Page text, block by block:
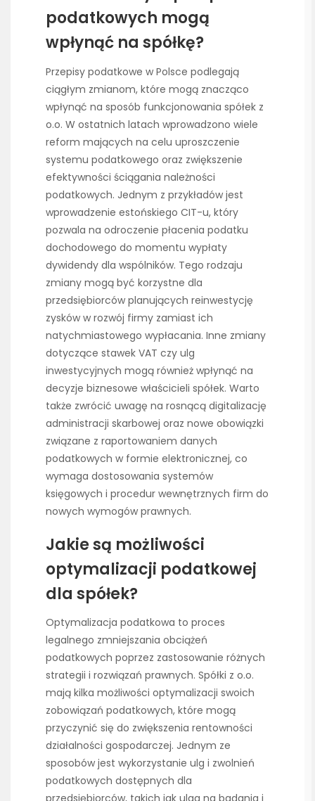
podatkowych mogą
wpłynąć na spółkę?
Przepisy podatkowe w Polsce podlegają
ciągłym zmianom, które mogą znacząco
wpłynąć na sposób funkcjonowania spółek z
o.o. W ostatnich latach wprowadzono wiele
reform mających na celu uproszczenie
systemu podatkowego oraz zwiększenie
efektywności ściągania należności
podatkowych. Jednym z przykładów jest
wprowadzenie estońskiego CIT-u, który
pozwala na odroczenie płacenia podatku
dochodowego do momentu wypłaty
dywidendy dla wspólników. Tego rodzaju
zmiany mogą być korzystne dla
przedsiębiorców planujących reinwestycję
zysków w rozwój firmy zamiast ich
natychmiastowego wypłacania. Inne zmiany
dotyczące stawek VAT czy ulg
inwestycyjnych mogą również wpłynąć na
decyzje biznesowe właścicieli spółek. Warto
także zwrócić uwagę na rosnącą digitalizację
administracji skarbowej oraz nowe obowiązki
związane z raportowaniem danych
podatkowych w formie elektronicznej, co
wymaga dostosowania systemów
księgowych i procedur wewnętrznych firm do
nowych wymogów prawnych.
Jakie są możliwości
optymalizacji podatkowej
dla spółek?
Optymalizacja podatkowa to proces
legalnego zmniejszania obciążeń
podatkowych poprzez zastosowanie różnych
strategii i rozwiązań prawnych. Spółki z o.o.
mają kilka możliwości optymalizacji swoich
zobowiązań podatkowych, które mogą
przyczynić się do zwiększenia rentowności
działalności gospodarczej. Jednym ze
sposobów jest wykorzystanie ulg i zwolnień
podatkowych dostępnych dla